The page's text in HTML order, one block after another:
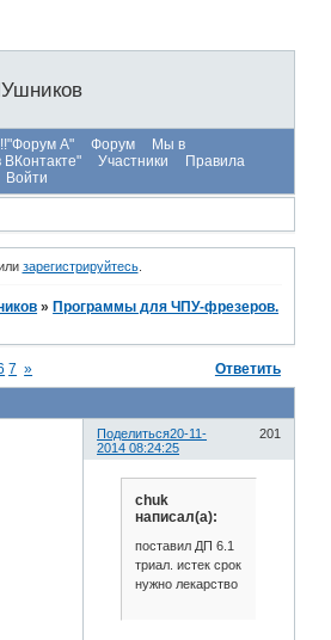
А" Форум
Мы в
Участники
Правила
Войти
зарегистрируйтесь.
» Программы для ЧПУ-фрезеров.
7 » Ответить
Поделиться 201
20-11-
2014 08:24:25
chuk
написал(а):
поставил ДП 6.1
триал. истек срок
нужно лекарство